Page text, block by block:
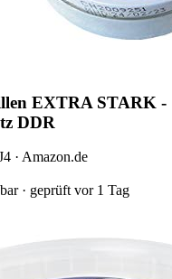
EXTRA STARK -
DDR
· Amazon.de
· geprüft vor 1 Tag